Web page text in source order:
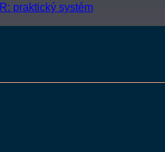
praktický systém